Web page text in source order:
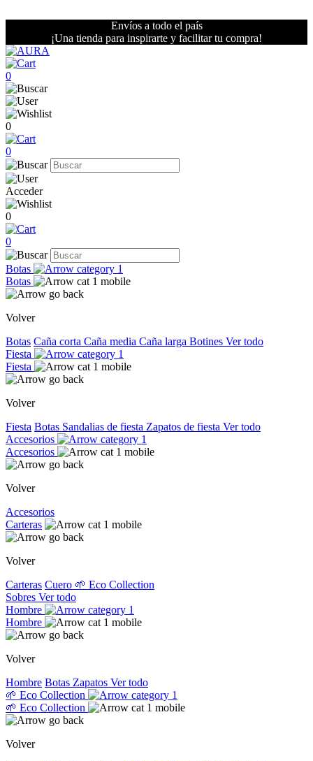
Envíos a todo el país
¡Una tienda para inspirarte y facilitar tu compra!
0
0
0
Acceder
0
0
Botas
Botas
Volver
Botas Caña corta Caña media Caña larga Botines Ver todo
Fiesta
Fiesta
Volver
Fiesta Botas Sandalias de fiesta Zapatos de fiesta Ver todo
Accesorios
Accesorios
Volver
Accesorios
Carteras
Volver
Carteras Cuero 🌱 Eco Collection
Sobres Ver todo
Hombre
Hombre
Volver
Hombre Botas Zapatos Ver todo
🌱 Eco Collection
🌱 Eco Collection
Volver